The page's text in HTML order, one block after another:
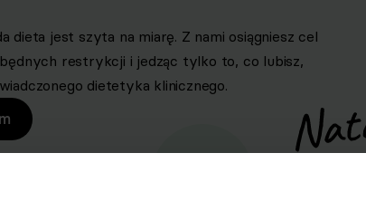
dieta jest szyta na miarę. Z nami osiągniesz cel
restrykcji i jedząc tylko to, co lubisz,
dietetyka klinicznego.